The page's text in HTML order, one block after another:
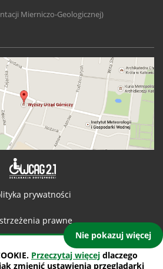
Przeczytaj więcej dlaczego
zmienić ustawienia przeglądarki
Nie pokazuj więcej
Mierniczo-Geologicznej)
prywatności
prawne